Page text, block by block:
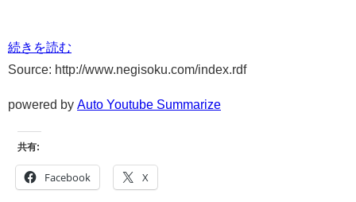
続きを読む
Source: http://www.negisoku.com/index.rdf
powered by Auto Youtube Summarize
共有:
Facebook X